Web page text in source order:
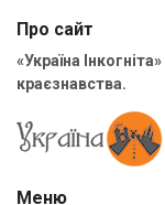
Про сайт
«Україна
краєзнавства.
Меню